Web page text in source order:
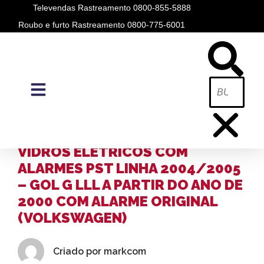
Televendas Rastreamento 0800-855-5888
Roubo e furto Rastreamento 0800-775-6001
ACIONAMENTO DAS TRAVAS E
VIDROS ELÉTRICOS COM
ALARMES PST LINHA 2004/2005
– GOL G LLL A PARTIR DO ANO DE
2000 COM ALARME ORIGINAL
(VOLKSWAGEN)
Criado por markcom